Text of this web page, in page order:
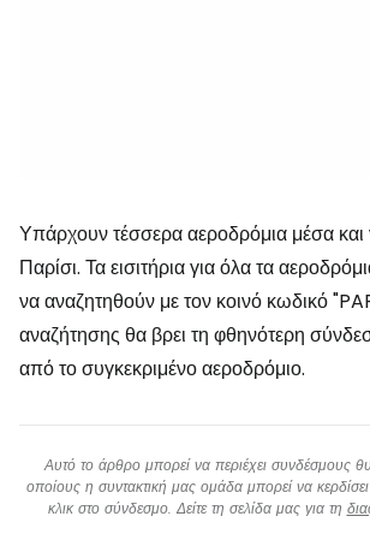
Υπάρχουν τέσσερα αεροδρόμια μέσα
Παρίσι. Τα εισιτήρια για όλα τα
να αναζητηθούν με τον κοινό κωδικό
αναζήτησης θα βρει τη φθηνότερη
από το συγκεκριμένο αεροδρόμιο.
Αυτό το άρθρο μπορεί να περιέχει συνδέσμους
οποίους η συντακτική μας ομάδα μπορεί να
κλικ στο σύνδεσμο. Δείτε τη σελίδα μας για τη